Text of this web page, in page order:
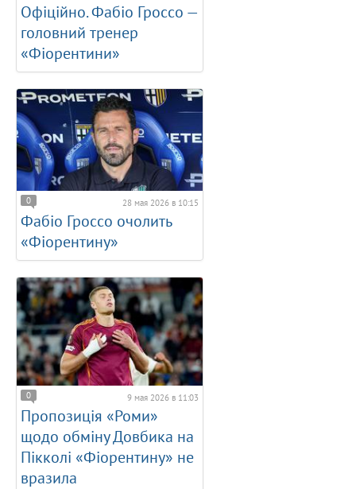
Офіційно. Фабіо Гроссо —
головний тренер
«Фіорентини»
0 28 мая 2026 в 10:15
Фабіо Гроссо очолить
«Фіорентину»
0 9 мая 2026 в 11:03
Пропозиція «Роми»
щодо обміну Довбика на
Пікколі «Фіорентину» не
вразила